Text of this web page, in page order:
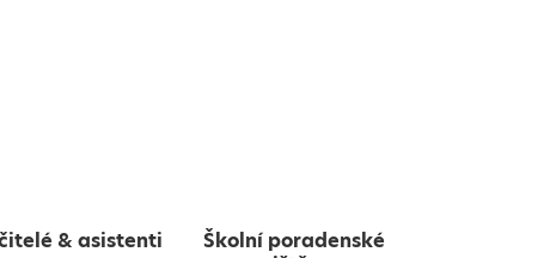
& asistenti
Školní poradenské